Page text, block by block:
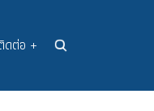
ดต่อ +